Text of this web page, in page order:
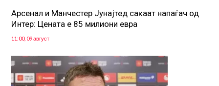
Арсенал и Манчестер Јунајтед сакаат напаѓач од
Интер: Цената е 85 милиони евра
11:00, 09 август